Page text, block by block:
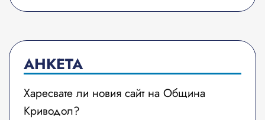
АНКЕТА
Харесвате ли новия сайт на Община
Криводол?